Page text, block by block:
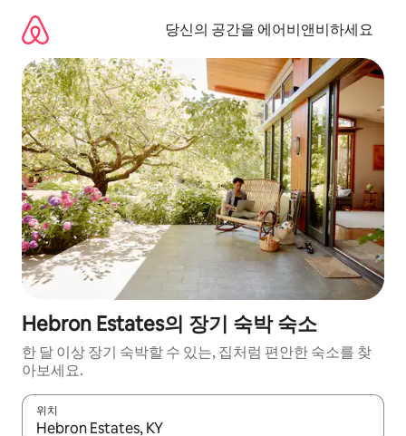
당신의 공간을 에어비앤비하세요
Hebron Estates의 장기 숙박 숙소
한 달 이상 장기 숙박할 수 있는, 집처럼 편안한 숙소를 찾
아보세요.
위치
결과가 나오면 위·아래 화살표 키를 사용하거나 터치 또는 스와이